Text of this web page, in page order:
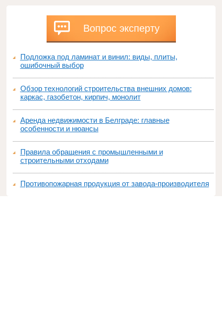
Вопрос эксперту
Подложка под ламинат и винил: виды, плиты,
ошибочный выбор
Обзор технологий строительства внешних домов:
каркас, газобетон, кирпич, монолит
Аренда недвижимости в Белграде: главные
особенности и нюансы
Правила обращения с промышленными и
строительными отходами
Противопожарная продукция от завода-производителя